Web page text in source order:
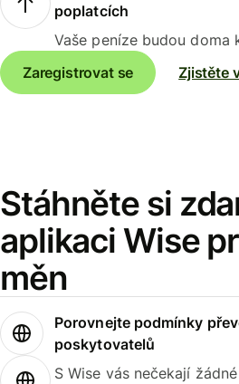
poplatcích
Vaše peníze budou doma
Zaregistrovat se
Zjistěte
Stáhněte si
aplikaci Wise
měn
Porovnejte podmínky
poskytovatelů
S Wise vás nečekají